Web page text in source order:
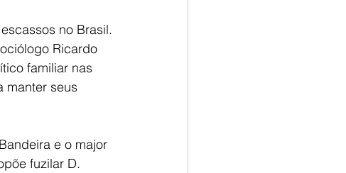
no Brasil.
Ricardo
familiar nas
manter seus
e o major
fuzilar D.